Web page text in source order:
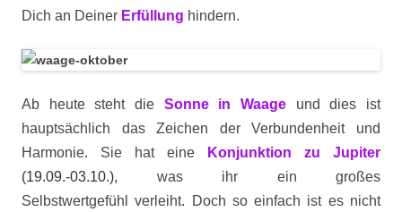
Dich an Deiner Erfüllung hindern.
Ab heute steht die Sonne in Waage und dies ist
hauptsächlich das Zeichen der Verbundenheit und
Harmonie. Sie hat eine
Konjunktion zu Jupiter
(19.09.-03.10.), was ihr ein großes
Selbstwertgefühl verleiht. Doch so einfach ist es nicht